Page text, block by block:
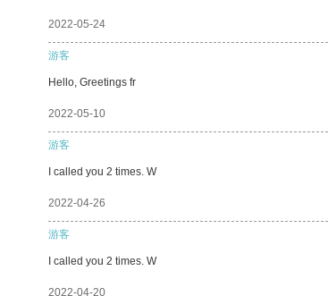
2022-05-24
游客
Hello, Greetings fr
2022-05-10
游客
I called you 2 times. W
2022-04-26
游客
I called you 2 times. W
2022-04-20